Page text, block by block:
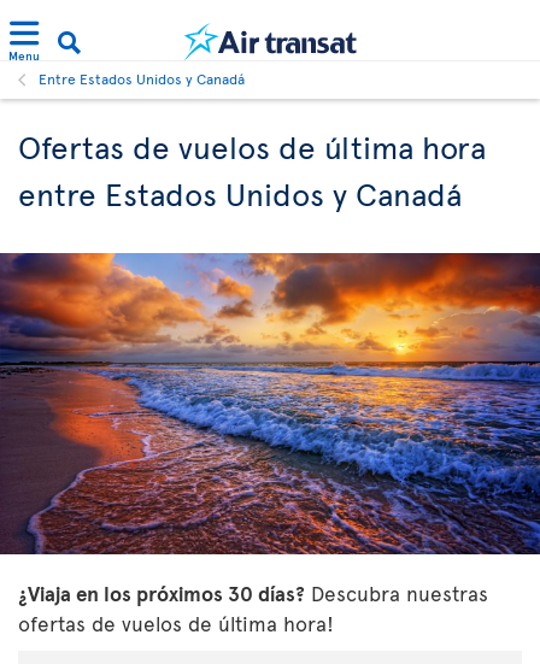
Menu
Entre Estados Unidos y Canadá
Ofertas de vuelos de última hora
entre Estados Unidos y Canadá
¿Viaja en los próximos 30 días? Descubra nuestras
ofertas de vuelos de última hora!